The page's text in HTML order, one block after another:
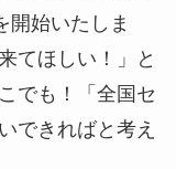
開始いたしま
てほしい！」と
でも！「全国セ
できればと考え